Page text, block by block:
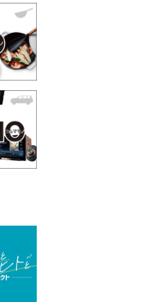
薄着になる季節の夏こそ“映え
SHOCK「GRAVITYMASTER」
PR